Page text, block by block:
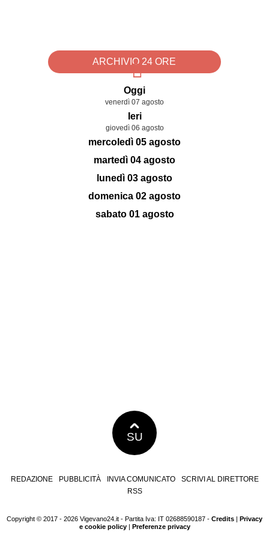
ARCHIVIO 24 ORE
Oggi
venerdì 07 agosto
Ieri
giovedì 06 agosto
mercoledì 05 agosto
martedì 04 agosto
lunedì 03 agosto
domenica 02 agosto
sabato 01 agosto
SU
REDAZIONE PUBBLICITÀ INVIA COMUNICATO
SCRIVI AL DIRETTORE
RSS
Copyright © 2017 - 2026 Vigevano24.it - Partita Iva: IT 02688590187 - Credits | Privacy
e cookie policy| Preferenze privacy